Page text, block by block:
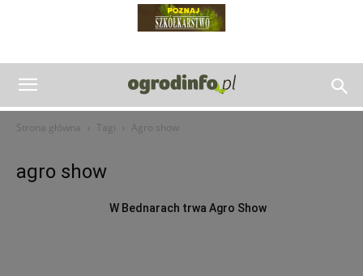
Strona główna Tagi Agro show
agro show
W Bednarach trwa Agro Show